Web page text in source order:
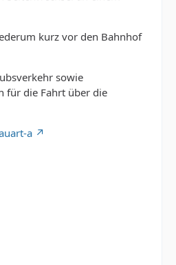
kurz vor den Bahnhof
sowie
für die Fahrt über die
a